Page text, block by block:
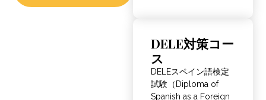
DELE対策コー
ス
DELEスペイン語検定
試験（Diploma of
Spanish as a Foreign